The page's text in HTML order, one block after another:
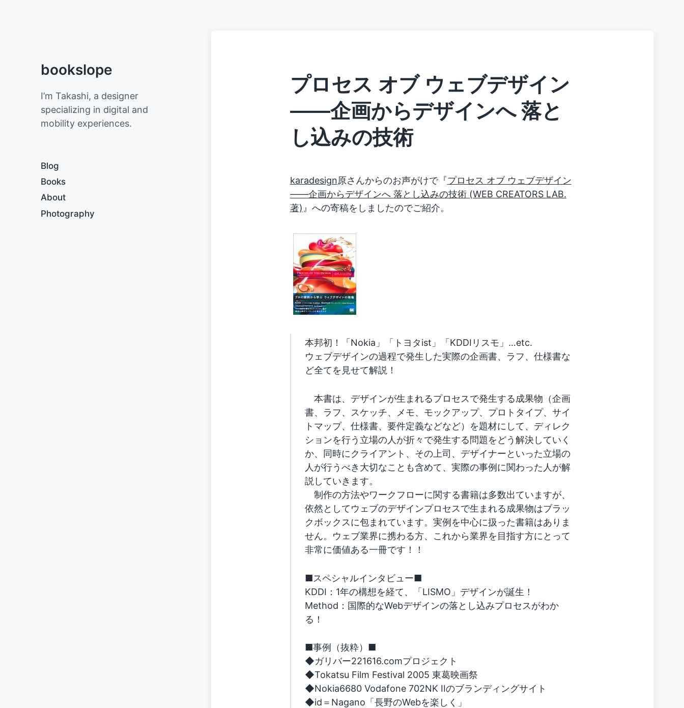
bookslope
I’m Takashi, a designer
specializing in digital and
mobility experiences.
Blog
Books
About
Photography
プロセス オブ ウェブデザイン
――企画からデザインへ 落と
し込みの技術
karadesign原さんからのお声がけで『プロセス オブ ウェブデザイン
――企画からデザインへ 落とし込みの技術 (WEB CREATORS LAB.
著) 』への寄稿をしましたのでご紹介。
本邦初！「Nokia」「トヨタist」「KDDIリスモ」…etc.
ウェブデザインの過程で発生した実際の企画書、ラフ、仕様書な
ど全てを見せて解説！
本書は、デザインが生まれるプロセスで発生する成果物（企画
書、ラフ、スケッチ、メモ、モックアップ、プロトタイプ、サイ
トマップ、仕様書、要件定義などなど）を題材にして、ディレク
ションを行う立場の人が折々で発生する問題をどう解決していく
か、同時にクライアント、その上司、デザイナーといった立場の
人が行うべき大切なことも含めて、実際の事例に関わった人が解
説していきます。
制作の方法やワークフローに関する書籍は多数出ていますが、
依然としてウェブのデザインプロセスで生まれる成果物はブラッ
クボックスに包まれています。実例を中心に扱った書籍はありま
せん。ウェブ業界に携わる方、これから業界を目指す方にとって
非常に価値ある一冊です！！
■スペシャルインタビュー■
KDDI：1年の構想を経て、「LISMO」デザインが誕生！
Method：国際的なWebデザインの落とし込みプロセスがわか
る！
■事例（抜粋）■
◆ガリバー221616.comプロジェクト
◆Tokatsu Film Festival 2005 東葛映画祭
◆Nokia6680 Vodafone 702NK IIのブランディングサイト
◆id＝Nagano「長野のWebを楽しく」